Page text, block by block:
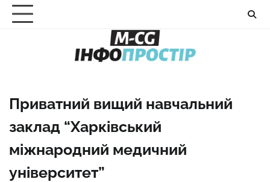
Перейти
Приватний вищий навчальний
заклад “Харківський
міжнародний медичний
університет”